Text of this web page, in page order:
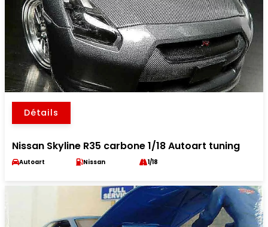
Détails
Nissan Skyline R35 carbone 1/18 Autoart tuning
Autoart Nissan 1/18